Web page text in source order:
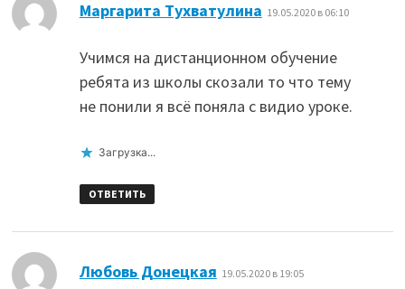
Маргарита Тухватулина 19.05.2020 в 06:10
Учимся на дистанционном обучение
ребята из школы скозали то что тему
не понили я всё поняла с видио уроке.
Загрузка...
ОТВЕТИТЬ
Любовь Донецкая 19.05.2020 в 19:05